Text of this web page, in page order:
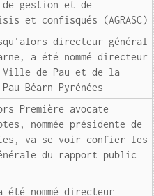
de gestion et de
et confisqués (AGRASC)
directeur général
a été nommé directeur
Ville de Pau et de la
Béarn Pyrénées
Première avocate
nommée présidente de
va se voir confier les
du rapport public
a été nommé directeur